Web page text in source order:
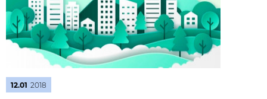
12.01 2018